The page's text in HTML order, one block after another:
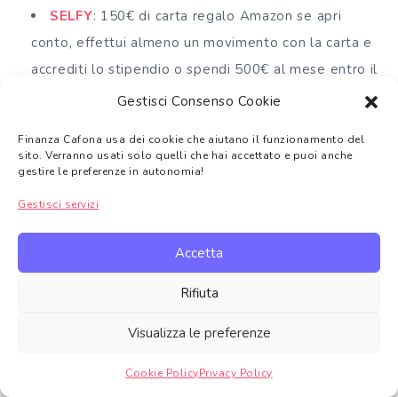
Gestisci Consenso Cookie
Finanza Cafona usa dei cookie che aiutano il funzionamento del
sito. Verranno usati solo quelli che hai accettato e puoi anche
gestire le preferenze in autonomia!
Gestisci servizi
Accetta
Rifiuta
Visualizza le preferenze
Cookie PolicyPrivacy Policy
SELFY: 150€ di carta regalo Amazon se apri
conto, effettui almeno un movimento con la carta e
accrediti lo stipendio o spendi 500€ al mese entro il
aprendo un nuovo conto. Dopo il login vai sull’icona
IsyReward
clicca sul banner con le due ragazze e il titolo
“#amici – isyToken”e poi scrolla le schede fino a
trovare quella per inserire il codice amico
: apri un conto corrente ed ottieni il 3% di
sugli acquisti per 6 mesi